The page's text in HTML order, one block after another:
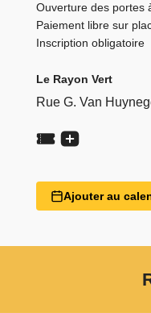
Ouverture des portes
Paiement libre sur
Inscription obligatoire
Le Rayon Vert
Rue G. Van
Ajouter au